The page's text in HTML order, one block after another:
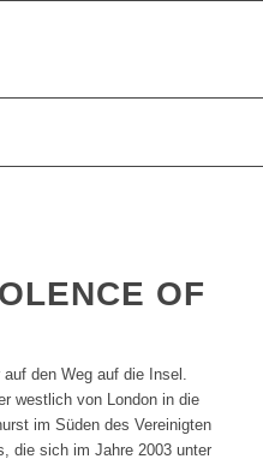
OF
den Weg auf die Insel.
westlich von London in die
im Süden des Vereinigten
die sich im Jahre 2003 unter